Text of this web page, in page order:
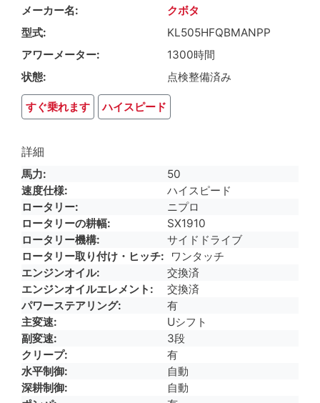
メーカー名
クボタ
型式
KL505HFQBMANPP
アワーメーター
1300時間
状態
点検整備済み
すぐ乗れます ハイスピード
詳細
馬力
50
速度仕様
ハイスピード
ロータリー
ニプロ
ロータリーの耕幅
SX1910
ロータリー機構
サイドドライブ
ロータリー取り付け・ヒッチ
ワンタッチ
エンジンオイル
交換済
エンジンオイルエレメント
交換済
パワーステアリング
有
主変速
Uシフト
副変速
3段
クリープ
有
水平制御
自動
深耕制御
自動